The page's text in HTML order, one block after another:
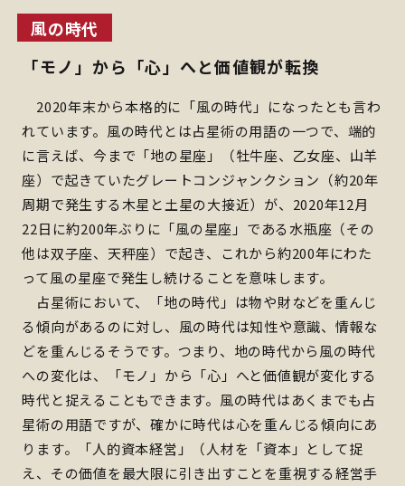
風の時代
「モノ」から「心」へと価値観が転換
2020年末から本格的に「風の時代」になったとも言わ
れています。風の時代とは占星術の用語の一つで、端的
に言えば、今まで「地の星座」（牡牛座、乙女座、山羊
座）で起きていたグレートコンジャンクション（約20年
周期で発生する木星と土星の大接近）が、2020年12月
22日に約200年ぶりに「風の星座」である水瓶座（その
他は双子座、天秤座）で起き、これから約200年にわた
って風の星座で発生し続けることを意味します。
占星術において、「地の時代」は物や財などを重んじ
る傾向があるのに対し、風の時代は知性や意識、情報な
どを重んじるそうです。つまり、地の時代から風の時代
への変化は、「モノ」から「心」へと価値観が変化する
時代と捉えることもできます。風の時代はあくまでも占
星術の用語ですが、確かに時代は心を重んじる傾向にあ
ります。「人的資本経営」（人材を「資本」として捉
え、その価値を最大限に引き出すことを重視する経営手